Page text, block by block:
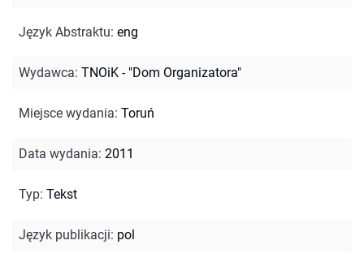
Język Abstraktu: eng
Wydawca: TNOiK - "Dom Organizatora"
Miejsce wydania: Toruń
Data wydania: 2011
Typ: Tekst
Język publikacji: pol